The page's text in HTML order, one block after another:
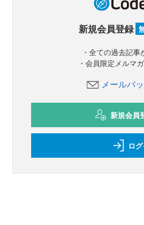
新規会員登録
・全ての過去記
・会員限定メルマ
メールバ
新規会員
ロ